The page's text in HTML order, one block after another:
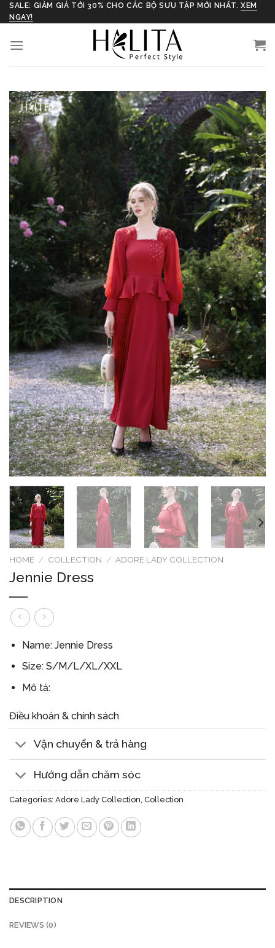
Skip
to
SALE: GIẢM GIÁ TỚI 30% CHO CÁC BỘ SƯU TẬP MỚI NHẤT.XEM
NGAY!
HOME / COLLECTION / ADORE LADY COLLECTION
Jennie Dress
Name: Jennie Dress
Size: S/M/L/XL/XXL
Mô tả:
Điều khoản & chính sách
Vận chuyển & trả hàng
Hướng dẫn chăm sóc
Categories: Adore Lady Collection Collection
DESCRIPTION
REVIEWS (0)